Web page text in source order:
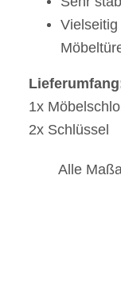
1x
2x Schlüssel
Alle